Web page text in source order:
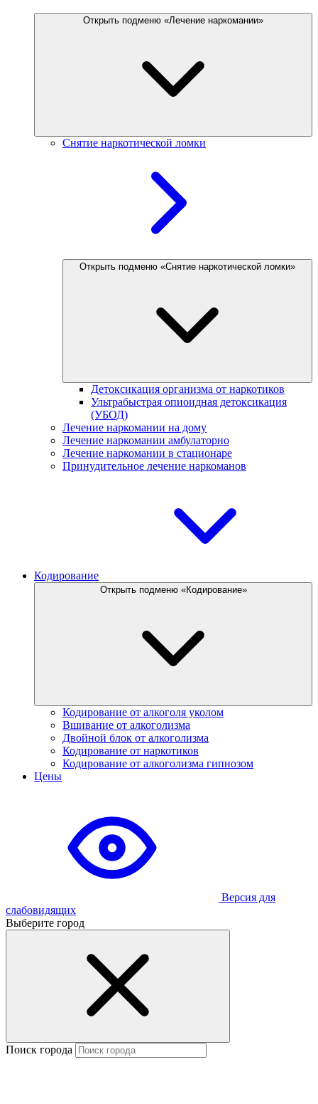
Открыть подменю «Лечение наркомании»
Снятие наркотической ломки
Открыть подменю «Снятие наркотической ломки»
Детоксикация организма от наркотиков
Ультрабыстрая опиоидная детоксикация
(УБОД)
Лечение наркомании на дому
Лечение наркомании амбулаторно
Лечение наркомании в стационаре
Принудительное лечение наркоманов
Кодирование
Открыть подменю «Кодирование»
Кодирование от алкоголя уколом
Вшивание от алкоголизма
Двойной блок от алкоголизма
Кодирование от наркотиков
Кодирование от алкоголизма гипнозом
Цены
Версия для
слабовидящих
Выберите город
Поиск города